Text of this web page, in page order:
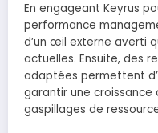
En engageant Keyrus
performance
d’un œil externe averti
actuelles. Ensuite, des
adaptées permettent
garantir une
gaspillages de